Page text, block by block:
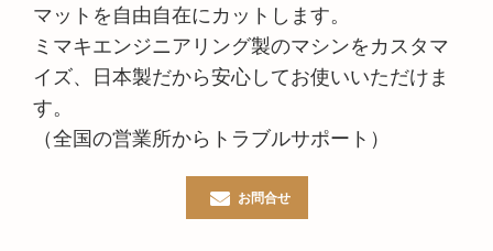
マットを自由自在にカットします。
ミマキエンジニアリング製のマシンをカスタマ
イズ、日本製だから安心してお使いいただけま
す。
（全国の営業所からトラブルサポート）
お問合せ